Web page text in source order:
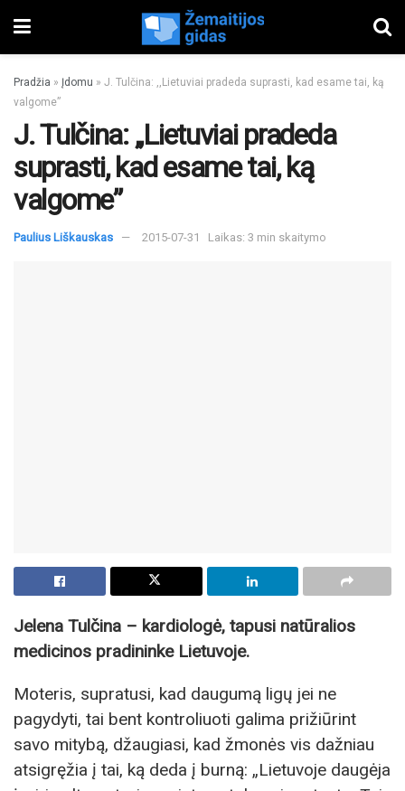
Pradžia » Įdomu » J. Tulčina: ,,Lietuviai pradeda suprasti, kad esame tai, ką
valgome”
J. Tulčina: ,,Lietuviai pradeda
suprasti, kad esame tai, ką
valgome”
Paulius Liškauskas 2015-07-31 Laikas: 3 min skaitymo
Jelena Tulčina – kardiologė, tapusi natūralios
medicinos pradininke Lietuvoje.
Moteris, supratusi, kad daugumą ligų jei ne
pagydyti, tai bent kontroliuoti galima prižiūrint
savo mitybą, džaugiasi, kad žmonės vis dažniau
atsigręžia į tai, ką deda į burną: „Lietuvoje daugėja